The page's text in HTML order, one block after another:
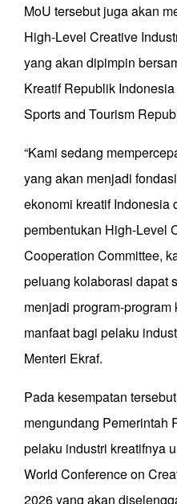
MoU tersebut juga akan
High-Level Creative
yang akan dipimpin
Kreatif Republik
Sports and Tourism
“Kami sedang
yang akan menjadi
ekonomi kreatif Indonesia
pembentukan High-Level
Cooperation Committee,
peluang kolaborasi dapat
menjadi program-
manfaat bagi pelaku
Menteri Ekraf.
Pada kesempatan
mengundang Pemerintah
pelaku industri kreatifnya
World Conference on
2026 yang akan